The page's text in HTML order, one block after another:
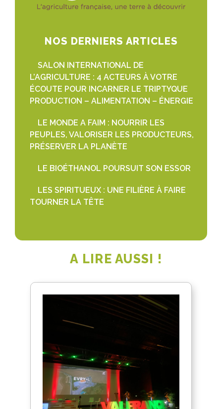
NOS DERNIERS ARTICLES
SALON INTERNATIONAL DE
L’AGRICULTURE : 4 ACTEURS À VOTRE
ÉCOUTE POUR INCARNER LE TRIPTYQUE
PRODUCTION – ALIMENTATION – ÉNERGIE
LE MONDE A FAIM : NOURRIR LES
PEUPLES, VALORISER LES PRODUCTEURS,
PRÉSERVER LA PLANÈTE
LE BIOÉTHANOL POURSUIT SON ESSOR
LES SPIRITUEUX : UNE FILIÈRE À FAIRE
TOURNER LA TÊTE
A LIRE AUSSI !